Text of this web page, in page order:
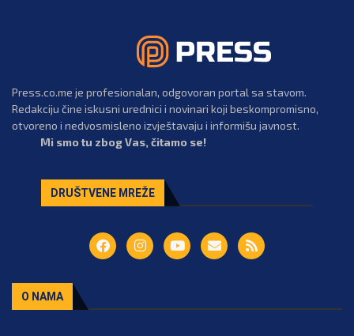
Press.co.me je profesionalan, odgovoran portal sa stavom.
Redakciju čine iskusni urednici i novinari koji beskompromisno,
otvoreno i nedvosmisleno izvještavaju i informišu javnost.
Mi smo tu zbog Vas, čitamo se!
DRUŠTVENE MREŽE
O NAMA